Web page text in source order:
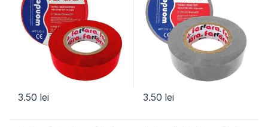
3.50 lei 3.50 lei